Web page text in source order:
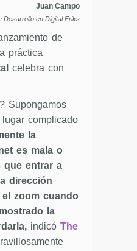
Juan Campo
Desarrollo en Digital Friks
de
práctica
celebra con
Supongamos
complicado
la
es mala o
que entrar a
dirección
el zoom cuando
la
indicó The